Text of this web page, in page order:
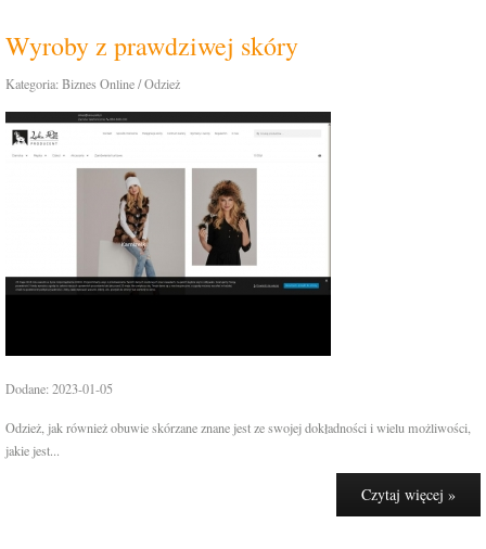
Wyroby z prawdziwej skóry
Kategoria: Biznes Online / Odzież
Dodane: 2023-01-05
Odzież, jak również obuwie skórzane znane jest ze swojej dokładności i wielu możliwości,
jakie jest...
Czytaj więcej »